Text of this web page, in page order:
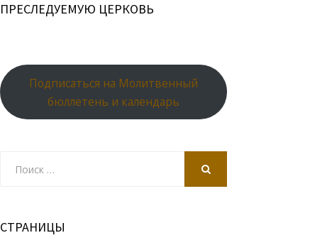
ПРЕСЛЕДУЕМУЮ ЦЕРКОВЬ
Подписаться на Молитвенный
бюллетень и календарь
СТРАНИЦЫ